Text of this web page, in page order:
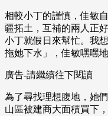
相較小丁的謹慎，佳敏
疆拓土，互補的兩人正
小丁就假日來幫忙。我
拖她下水」，佳敏嘿嘿地
廣告-請繼續往下閱讀
為了尋找理想腹地，她
山區被建商大面積買下